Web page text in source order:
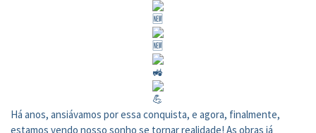
Há anos, ansiávamos por essa conquista, e agora, finalmente,
estamos vendo nosso sonho se tornar realidade! As obras já